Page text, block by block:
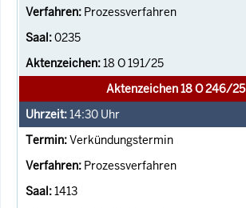
Prozessverfahren
0235
18 O 191/25
Aktenzeichen 18 O 246/25
14:30 Uhr
Verkündungstermin
Prozessverfahren
1413